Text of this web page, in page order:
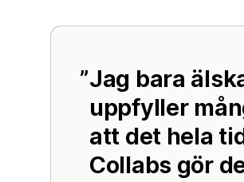
Jag bara
uppfyller
att det hela
Collabs gör